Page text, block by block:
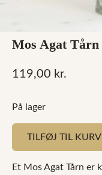
Mos Agat Tårn
119,00 kr.
På lager
TILFØJ TIL KURV
Et Mos Agat Tårn er